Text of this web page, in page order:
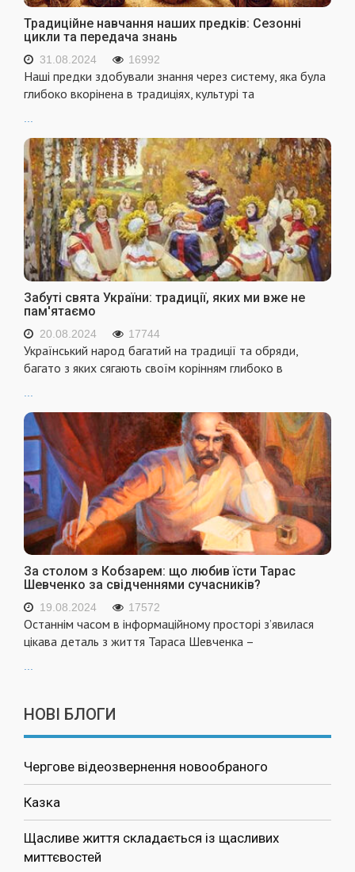
Традиційне навчання наших предків: Сезонні
цикли та передача знань
31.08.2024 16992
Наші предки здобували знання через систему, яка була
глибоко вкорінена в традиціях, культурі та
...
Забуті свята України: традиції, яких ми вже не
пам'ятаємо
20.08.2024 17744
Український народ багатий на традиції та обряди,
багато з яких сягають своїм корінням глибоко в
За столом з Кобзарем: що любив їсти Тарас
Шевченко за свідченнями сучасників?
19.08.2024 17572
Останнім часом в інформаційному просторі з’явилася
цікава деталь з життя Тараса Шевченка –
НОВІ БЛОГИ
Чергове відеозвернення новообраного
Казка
Щасливе життя складається із щасливих
миттєвостей